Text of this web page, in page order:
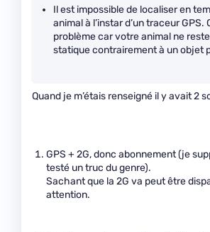
Il est impossible de localiser en
animal à l’instar d’un traceur GPS.
problème car votre animal ne
statique contrairement à un objet
Quand je m’étais renseigné il y avait 2
GPS + 2G, donc abonnement (je
testé un truc du genre).
Sachant que la 2G va peut être
attention.